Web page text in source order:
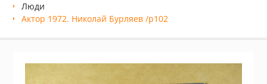
Люди
Актор 1972. Николай Бурляев /p102